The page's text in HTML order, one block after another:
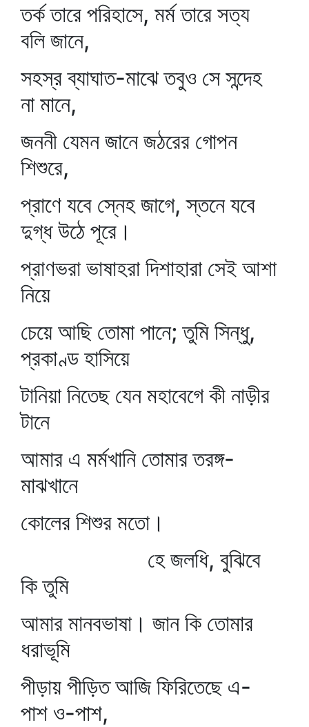
তর্ক তারে পরিহাসে, মর্ম তারে সত্য
বলি জানে,
সহস্র ব্যাঘাত-মাঝে তবুও সে সন্দেহ
না মানে,
জননী যেমন জানে জঠরের গোপন
শিশুরে,
প্রাণে যবে স্নেহ জাগে, স্তনে যবে
দুগ্ধ উঠে পূরে।
প্রাণভরা ভাষাহরা দিশাহারা সেই আশা
নিয়ে
চেয়ে আছি তোমা পানে; তুমি সিন্ধু,
প্রকাণ্ড হাসিয়ে
টানিয়া নিতেছ যেন মহাবেগে কী নাড়ীর
টানে
আমার এ মর্মখানি তোমার তরঙ্গ-
মাঝখানে
কোলের শিশুর মতো।
হে জলধি, বুঝিবে
কি তুমি
আমার মানবভাষা। জান কি তোমার
ধরাভূমি
পীড়ায় পীড়িত আজি ফিরিতেছে এ-
পাশ ও-পাশ,